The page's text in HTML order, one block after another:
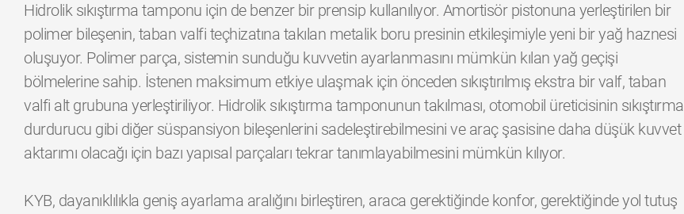
Hidrolik sıkıştırma tamponu için de benzer bir prensip kullanılıyor. Amortisör pistonuna yerleştirilen bir
polimer bileşenin, taban valfi teçhizatına takılan metalik boru presinin etkileşimiyle yeni bir yağ haznesi
oluşuyor. Polimer parça, sistemin sunduğu kuvvetin ayarlanmasını mümkün kılan yağ geçişi
bölmelerine sahip. İstenen maksimum etkiye ulaşmak için önceden sıkıştırılmış ekstra bir valf, taban
valfi alt grubuna yerleştiriliyor. Hidrolik sıkıştırma tamponunun takılması, otomobil üreticisinin sıkıştırma
durdurucu gibi diğer süspansiyon bileşenlerini sadeleştirebilmesini ve araç şasisine daha düşük kuvvet
aktarımı olacağı için bazı yapısal parçaları tekrar tanımlayabilmesini mümkün kılıyor.
KYB, dayanıklılıkla geniş ayarlama aralığını birleştiren, araca gerektiğinde konfor, gerektiğinde yol tutuş